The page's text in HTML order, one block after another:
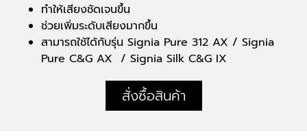
ทำให้เสียงชัดเจนขึ้น
ช่วยเพิ่มระดับเสียงมากขึ้น
สามารถใช้ได้กับรุ่น Signia Pure 312 AX / Signia
Pure C&G AX / Signia Silk C&G IX
สั่งซื้อสินค้า